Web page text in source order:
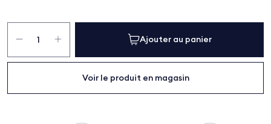
quantité
de
Oreiller
confort
Isabelle
Ajouter au panier
Voir le produit en magasin